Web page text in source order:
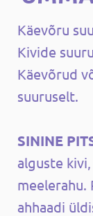
Käevõru
Kivide
Käevõrud
suuruselt.
SININE
alguste
meelerahu.
ahhaadi